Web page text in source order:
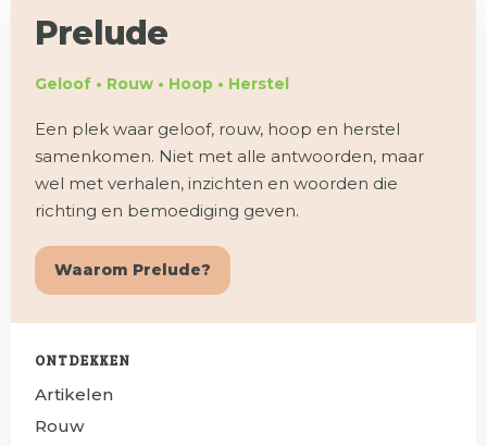
Prelude
Geloof • Rouw • Hoop • Herstel
Een plek waar geloof, rouw, hoop en herstel
samenkomen. Niet met alle antwoorden, maar
wel met verhalen, inzichten en woorden die
richting en bemoediging geven.
Waarom Prelude?
ONTDEKKEN
Artikelen
Rouw